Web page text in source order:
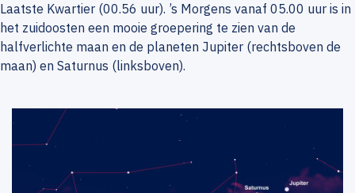
Laatste Kwartier (00.56 uur). ’s Morgens vanaf 05.00 uur is in
het zuidoosten een mooie groepering te zien van de
halfverlichte maan en de planeten Jupiter (rechtsboven de
maan) en Saturnus (linksboven).